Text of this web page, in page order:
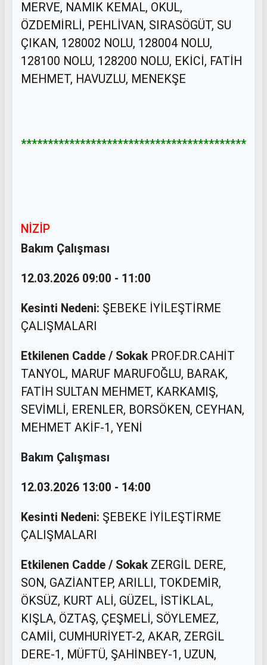
MERVE, NAMIK KEMAL, OKUL,
ÖZDEMİRLİ, PEHLİVAN, SIRASÖGÜT, SU
ÇIKAN, 128002 NOLU, 128004 NOLU,
128100 NOLU, 128200 NOLU, EKİCİ, FATİH
MEHMET, HAVUZLU, MENEKŞE
******************************************
NİZİP
Bakım Çalışması
12.03.2026 09:00 - 11:00
Kesinti Nedeni: ŞEBEKE İYİLEŞTİRME
ÇALIŞMALARI
Etkilenen Cadde / SokakPROF.DR.CAHİT
TANYOL, MARUF MARUFOĞLU, BARAK,
FATİH SULTAN MEHMET, KARKAMIŞ,
SEVİMLİ, ERENLER, BORSÖKEN, CEYHAN,
MEHMET AKİF-1, YENİ
Bakım Çalışması
12.03.2026 13:00 - 14:00
Kesinti Nedeni: ŞEBEKE İYİLEŞTİRME
ÇALIŞMALARI
Etkilenen Cadde / SokakZERGİL DERE,
SON, GAZİANTEP, ARILLI, TOKDEMİR,
ÖKSÜZ, KURT ALİ, GÜZEL, İSTİKLAL,
KIŞLA, ÖZTAŞ, ÇEŞMELİ, SÖYLEMEZ,
CAMİİ, CUMHURİYET-2, AKAR, ZERGİL
DERE-1, MÜFTÜ, ŞAHİNBEY-1, UZUN,